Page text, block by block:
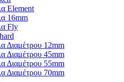
Element
16mm
Fly
Διαμέτρου 12mm
Διαμέτρου 45mm
Διαμέτρου 55mm
Διαμέτρου 70mm